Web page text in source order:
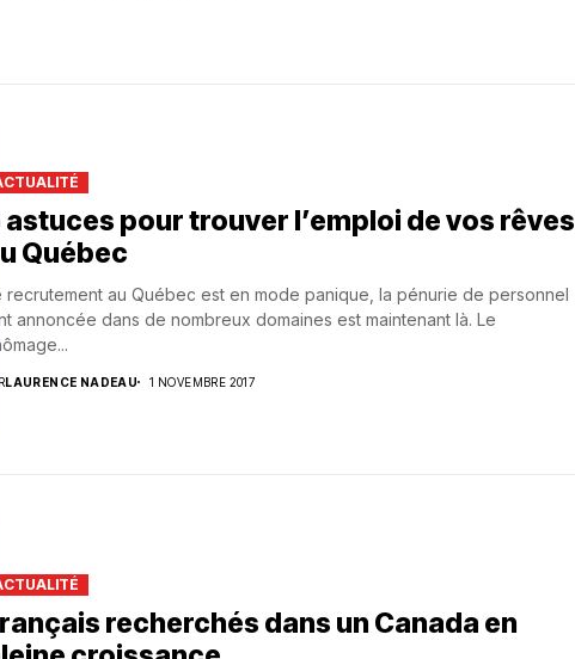
astuces pour trouver l’emploi de vos rêves
Québec
recrutement au Québec est en mode panique, la pénurie de personnel
annoncée dans de nombreux domaines est maintenant là. Le
LAURENCE NADEAU 1 NOVEMBRE 2017
recherchés dans un Canada en